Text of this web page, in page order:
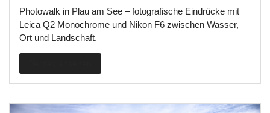
Photowalk in Plau am See – fotografische Eindrücke mit
Leica Q2 Monochrome und Nikon F6 zwischen Wasser,
Ort und Landschaft.